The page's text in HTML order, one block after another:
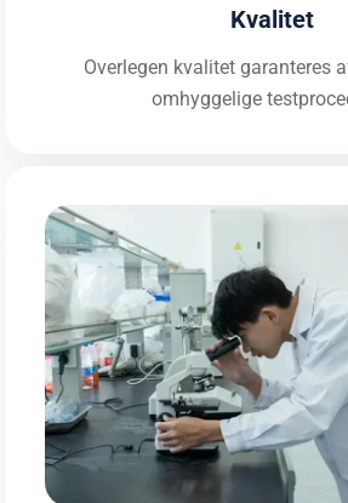
Kvalitet
Overlegen kvalitet garanteres
omhyggelige